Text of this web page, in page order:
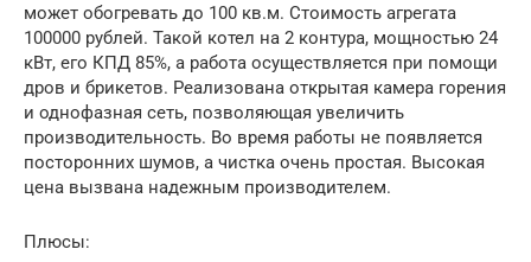
может обогревать до 100 кв.м. Стоимость агрегата
100000 рублей. Такой котел на 2 контура, мощностью 24
кВт, его КПД 85%, а работа осуществляется при помощи
дров и брикетов. Реализована открытая камера горения
и однофазная сеть, позволяющая увеличить
производительность. Во время работы не появляется
посторонних шумов, а чистка очень простая. Высокая
цена вызвана надежным производителем.
Плюсы: